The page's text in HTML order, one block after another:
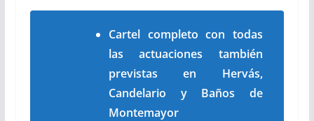
Cartel completo con todas
las actuaciones también
previstas en Hervás,
Candelario y Baños de
Montemayor